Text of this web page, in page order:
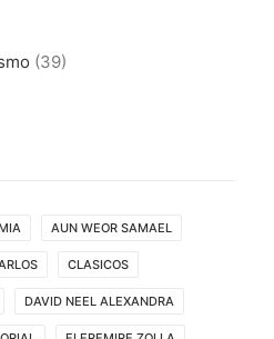
(39)
AUN WEOR SAMAEL
CLASICOS
DAVID NEEL ALEXANDRA